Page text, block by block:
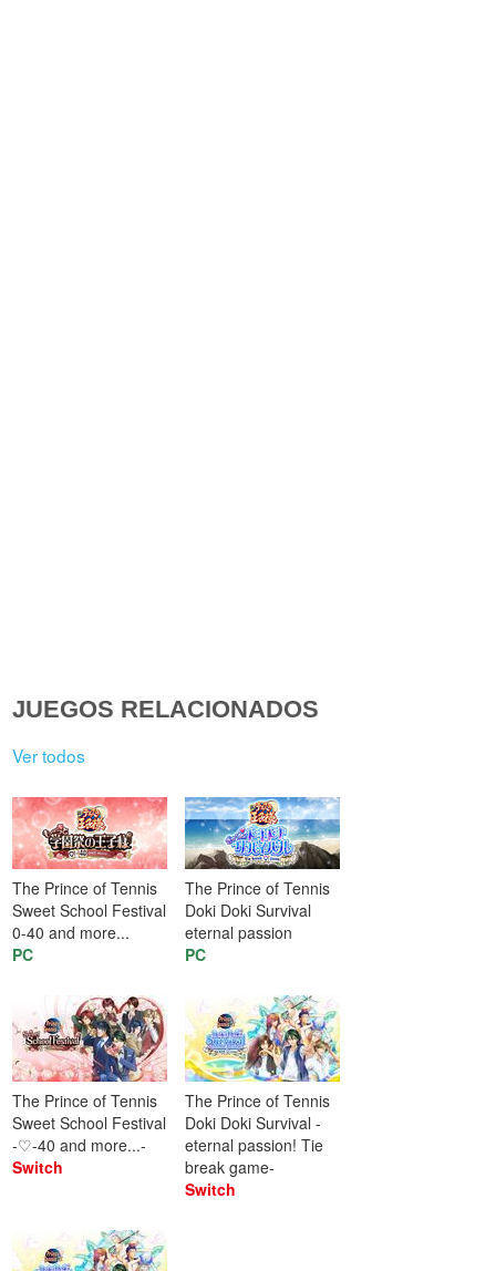
JUEGOS RELACIONADOS
Ver todos
The Prince of Tennis
Sweet School Festival
0-40 and more...
PC
The Prince of Tennis
Doki Doki Survival
eternal passion
PC
The Prince of Tennis
Sweet School Festival
-♡-40 and more...-
Switch
The Prince of Tennis
Doki Doki Survival -
eternal passion! Tie
break game-
Switch